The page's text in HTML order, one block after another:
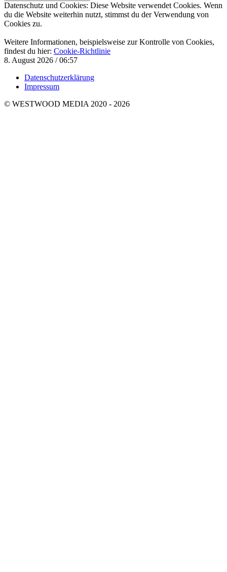
Datenschutz und Cookies: Diese Website verwendet Cookies. Wenn
du die Website weiterhin nutzt, stimmst du der Verwendung von
Cookies zu.
Weitere Informationen, beispielsweise zur Kontrolle von Cookies,
findest du hier: Cookie-Richtlinie
8. August 2026 / 06:57
Datenschutzerklärung
Impressum
© WESTWOOD MEDIA 2020 - 2026